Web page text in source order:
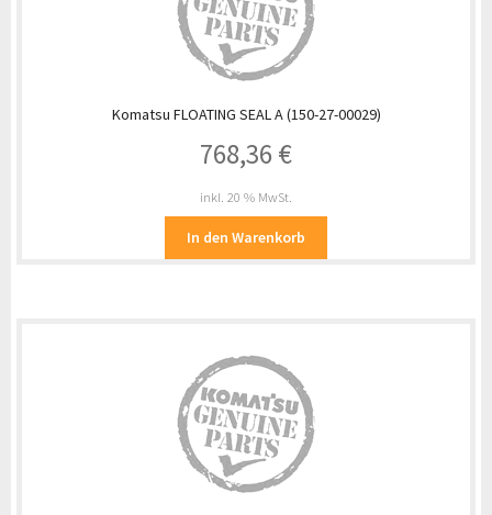
Komatsu FLOATING SEAL A (150-27-00029)
768,36 €
inkl. 20 % MwSt.
In den Warenkorb